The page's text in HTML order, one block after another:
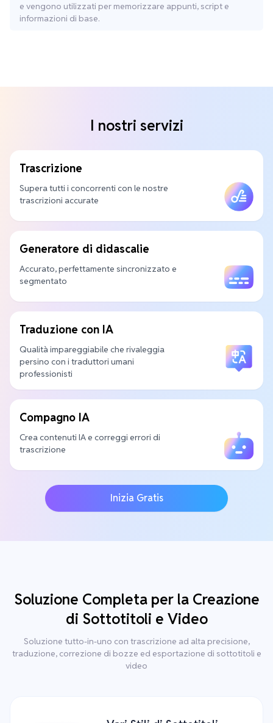
e vengono utilizzati per memorizzare appunti, script e
informazioni di base.
I nostri servizi
Trascrizione
Supera tutti i concorrenti con le nostre
trascrizioni accurate
Generatore di didascalie
Accurato, perfettamente sincronizzato e
segmentato
Traduzione con IA
Qualità impareggiabile che rivaleggia
persino con i traduttori umani
professionisti
Compagno IA
Crea contenuti IA e correggi errori di
trascrizione
Inizia Gratis
Soluzione Completa per la Creazione
di Sottotitoli e Video
Soluzione tutto-in-uno con trascrizione ad alta precisione,
traduzione, correzione di bozze ed esportazione di sottotitoli e
video